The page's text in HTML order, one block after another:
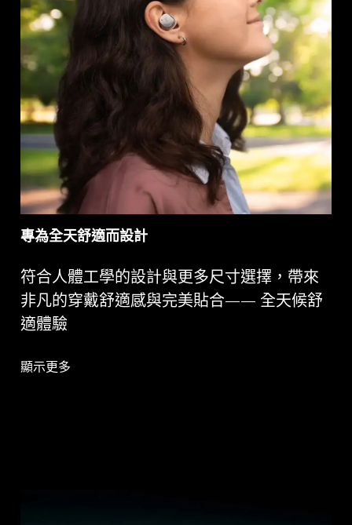
專為全天舒適而設計
符合人體工學的設計與更多尺寸選擇，帶來
非凡的穿戴舒適感與完美貼合—— 全天候舒
適體驗
顯示更多